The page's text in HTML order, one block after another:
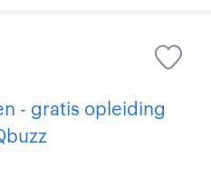
- gratis opleiding